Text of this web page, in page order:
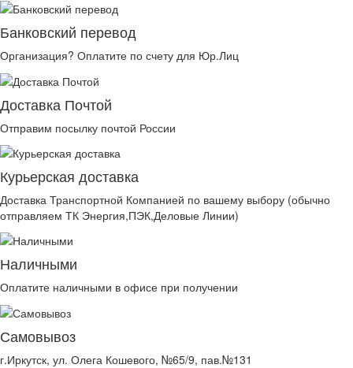
Банковский перевод
Организация? Оплатите по счету для Юр.Лиц
Доставка Почтой
Отправим посылку почтой России
Курьерская доставка
Доставка Транспортной Компанией по вашему выбору (обычно
отправляем ТК Энергия,ПЭК,Деловые Линии)
Наличными
Оплатите наличными в офисе при получении
Самовывоз
г.Иркутск, ул. Олега Кошевого, №65/9, пав.№131